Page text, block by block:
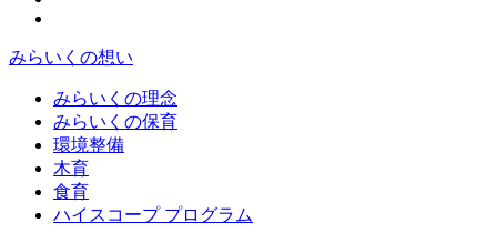
みらいくの想い
みらいくの理念
みらいくの保育
環境整備
木育
食育
ハイスコープ プログラム